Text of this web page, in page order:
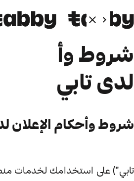
شروط وأحكام
لدى تابي
شروط وأحكام الإعلان
تابي") على استخدامك لخدمات